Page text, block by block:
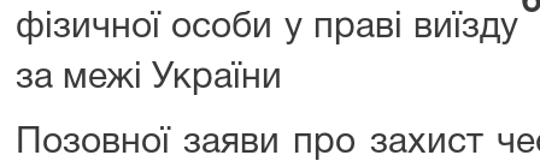
фізичної особи у праві виїзду
за межі України
Позовної заяви про захист